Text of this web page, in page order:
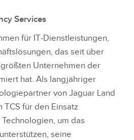
Services
für IT‑Dienstleistungen,
das seit über
Unternehmen der
hat. Als langjähriger
von Jaguar Land
TCS für den Einsatz
um das
seine